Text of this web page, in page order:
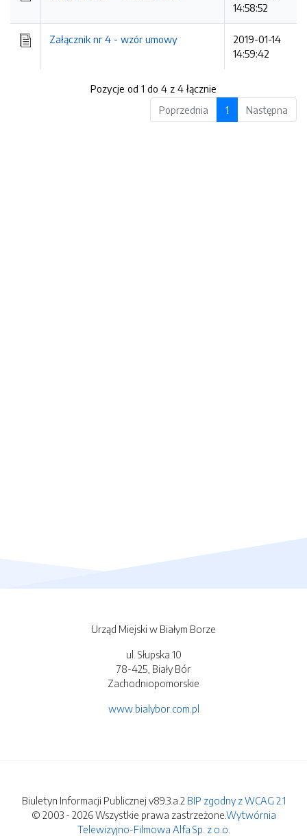
14:58:52
Załącznik nr 4 - wzór umowy
2019-01-14
14:59:42
Pozycje od 1 do 4 z 4 łącznie
Poprzednia
1 Następna
Urząd Miejski w Białym Borze
ul. Słupska 10
78-425, Biały Bór
Zachodniopomorskie
www.bialybor.com.pl
Biuletyn Informacji Publicznej v89.3.a.2 BIP zgodny z WCAG 2.1
© 2003 - 2026 Wszystkie prawa zastrzeżone.Wytwórnia
Telewizyjno-Filmowa Alfa Sp. z o.o.